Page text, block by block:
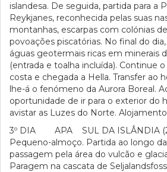
islandesa. De seguida, partida para a
Reykjanes, reconhecida pelas suas
montanhas, escarpas com colónias
povoações piscatórias. No final do
águas geotermais ricas em minerais
(entrada e toalha incluída). Continue
costa e chegada a Hella. Transfer ao
lhe-á o fenómeno da Aurora Boreal.
oportunidade de ir para o exterior do
avistar as Luzes do Norte.
3º DIA APA SUL DA ISLÂNDIA
Pequeno-almoço. Partida ao longo
passagem pela área do vulcão e
Paragem na cascata de